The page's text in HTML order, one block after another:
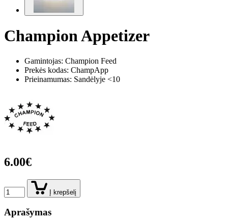
Champion Appetizer
Gamintojas: Champion Feed
Prekės kodas: ChampApp
Prieinamumas: Sandėlyje <10
6.00€
Į krepšelį
Aprašymas